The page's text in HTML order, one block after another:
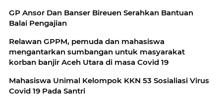
GP Ansor Dan Banser Bireuen Serahkan Bantuan
Balai Pengajian
Relawan GPPM, pemuda dan mahasiswa
mengantarkan sumbangan untuk masyarakat
korban banjir Aceh Utara di masa Covid 19
Mahasiswa Unimal Kelompok KKN 53 Sosialiasi Virus
Covid 19 Pada Santri